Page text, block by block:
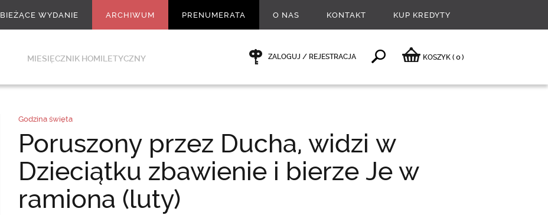
BIEŻĄCE WYDANIE ARCHIWUM PRENUMERATA O NAS KONTAKT KUP KREDYTY
MIESIĘCZNIK HOMILETYCZNY ZALOGUJ / REJESTRACJA KOSZYK ( 0)
Godzina święta
Poruszony przez Ducha, widzi w
Dzieciątku zbawienie i bierze Je w
ramiona (luty)